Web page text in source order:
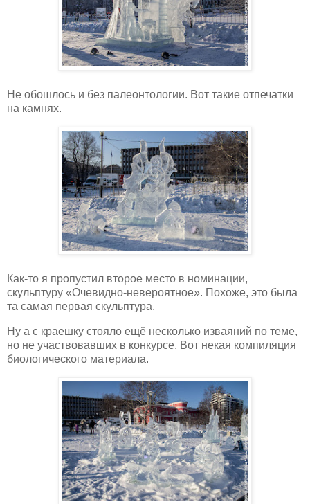
Не обошлось и без палеонтологии. Вот такие отпечатки
на камнях.
Как-то я пропустил второе место в номинации,
скульптуру «Очевидно-невероятное». Похоже, это была
та самая первая скульптура.
Ну а с краешку стояло ещё несколько изваяний по теме,
но не участвовавших в конкурсе. Вот некая компиляция
биологического материала.